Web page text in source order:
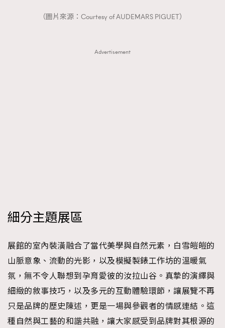
（圖片來源：Courtesy of AUDEMARS PIGUET）
Advertisement
細分主題展區
展館的室內裝潢融合了當代美學與自然元素，白雪皚皚的
山脈意象、流動的光影，以及模擬製錶工作坊的溫暖氣
氛，無不令人聯想到孕育愛彼的汝拉山谷。真摯的演繹與
細緻的敘事技巧，以及多元的互動體驗環節，讓展覽不再
只是品牌的歷史陳述，更是一場與參觀者的情感連結。這
種自然與工藝的和諧共融，讓大家感受到品牌對其根源的